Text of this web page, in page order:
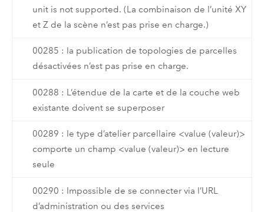
unit is not supported. (La combinaison de l’unité XY
et Z de la scène n’est pas prise en charge.)
00285 : la publication de topologies de parcelles
désactivées n’est pas prise en charge.
00288 : L’étendue de la carte et de la couche web
existante doivent se superposer
00289 : le type d’atelier parcellaire <value (valeur)>
comporte un champ <value (valeur)> en lecture
seule
00290 : Impossible de se connecter via l’URL
d’administration ou des services